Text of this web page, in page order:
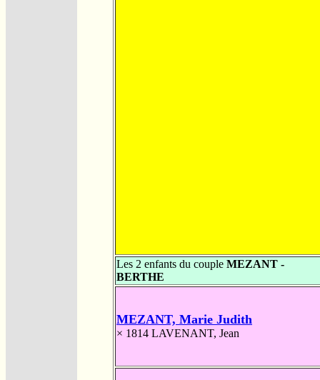
Les 2 enfants du couple MEZANT -
BERTHE
MEZANT, Marie Judith
× 1814 LAVENANT, Jean